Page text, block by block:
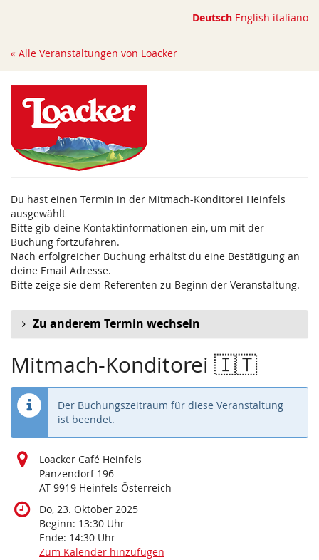
springen
Deutsch English italiano
« Alle Veranstaltungen von Loacker
Du hast einen Termin in der Mitmach-Konditorei Heinfels
ausgewählt
Bitte gib deine Kontaktinformationen ein, um mit der
Buchung fortzufahren.
Nach erfolgreicher Buchung erhältst du eine Bestätigung an
deine Email Adresse.
Bitte zeige sie dem Referenten zu Beginn der Veranstaltung.
Zu anderem Termin wechseln
Mitmach-Konditorei 🇮🇹
Der Buchungszeitraum für diese Veranstaltung
ist beendet.
Loacker Café Heinfels
Panzendorf 196
AT-9919 Heinfels Österreich
Do, 23. Oktober 2025
Beginn: 13:30 Uhr
Ende: 14:30 Uhr
Zum Kalender hinzufügen